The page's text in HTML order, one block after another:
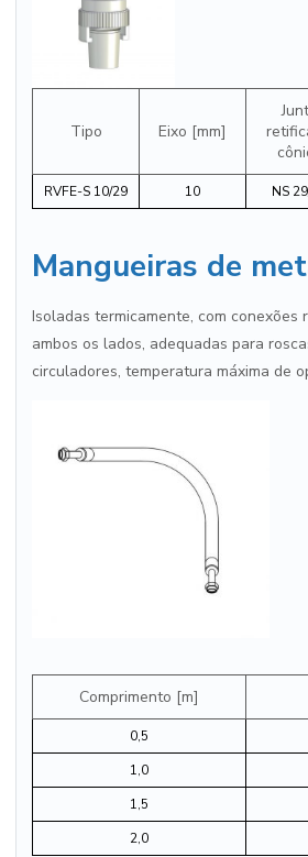
Tipo Eixo [mm]
RVFE-S 10/29 10 NS
Mangueiras de
Isoladas termicamente, com conexões
ambos os lados, adequadas para
circuladores, temperatura máxima de
Comprimento [m]
0,5
1,0
1,5
2,0